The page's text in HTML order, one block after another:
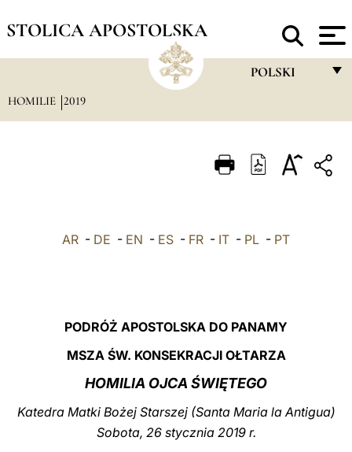
STOLICA APOSTOLSKA
POLSKI
ITALIANO
中文
LATINE
HOMILIE 2019
AR - DE - EN - ES - FR - IT - PL - PT
PODRÓŻ APOSTOLSKA DO PANAMY
MSZA ŚW. KONSEKRACJI OŁTARZA
HOMILIA OJCA ŚWIĘTEGO
Katedra Matki Bożej Starszej (Santa Maria la Antigua)
Sobota, 26 stycznia 2019 r.